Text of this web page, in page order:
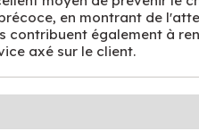
en montrant de
contribuent également à
axé sur le client.